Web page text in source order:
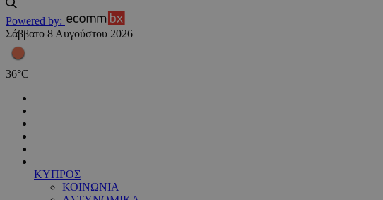
Powered by:
Σάββατο 8 Αυγούστου 2026
36°C
ΚΥΠΡΟΣ
ΚΟΙΝΩΝΙΑ